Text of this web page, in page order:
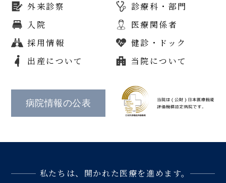
外来診察
診療科・部門
入院
医療関係者
採用情報
健診・ドック
出産について
当院について
病院情報の公表
私たちは、開かれた医療を進めます。